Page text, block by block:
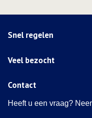
Snel regelen
Veel bezocht
Contact
Heeft u een vraag?